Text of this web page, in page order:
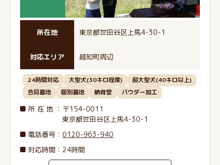
所在地 東京都世田谷区上馬4-30-1
対応エリア 越知町周辺
24時間対応 大型犬(30キロ程度)
超大型犬(40キロ以上)
合同墓地
個別墓地 納骨堂 パウダー加工
所在地 ：〒154-0011
東京都世田谷区上馬4-30-1
電話番号 ：0120-963-940
対応時間：24時間